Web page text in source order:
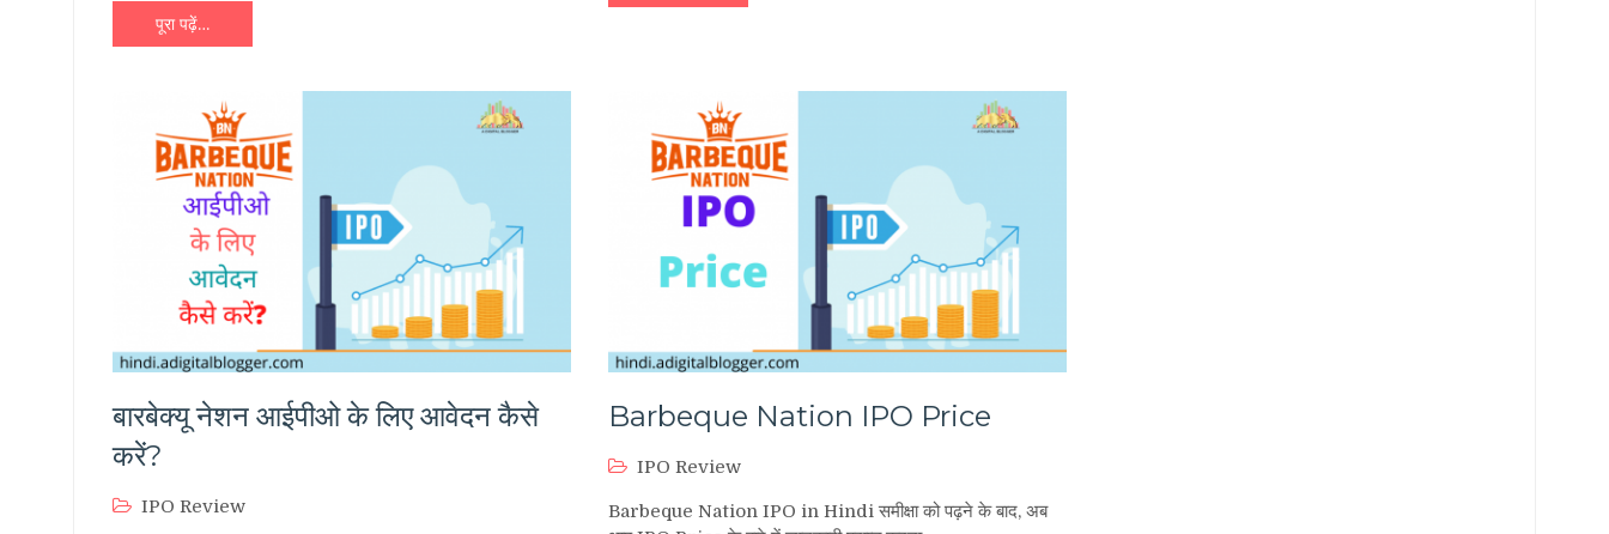
पूरा पढ़ें…
बारबेक्यू नेशन आईपीओ के लिए आवेदन कैसे
करें?
IPO Review
Barbeque Nation IPO Price
IPO Review
Barbeque Nation IPO in Hindi समीक्षा को पढ़ने के बाद, अब